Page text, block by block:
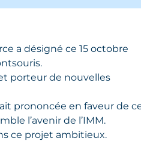
a désigné ce 15 octobre
porteur de nouvelles
prononcée en faveur de
l’avenir de l’IMM.
ce projet ambitieux.